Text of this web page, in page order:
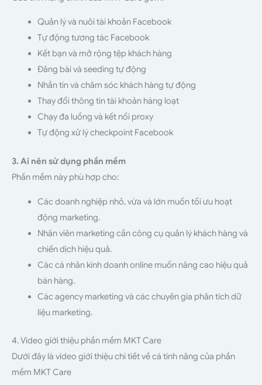
Quản lý và nuôi tài khoản Facebook
Tự động tương tác Facebook
Kết bạn và mở rộng tệp khách hàng
Đăng bài và seeding tự động
Nhắn tin và chăm sóc khách hàng tự động
Thay đổi thông tin tài khoản hàng loạt
Chạy đa luồng và kết nối proxy
Tự động xử lý checkpoint Facebook
3. Ai nên sử dụng phần mềm
Phần mềm này phù hợp cho:
Các doanh nghiệp nhỏ, vừa và lớn muốn tối ưu hoạt
động marketing.
Nhân viên marketing cần công cụ quản lý khách hàng và
chiến dịch hiệu quả.
Các cá nhân kinh doanh online muốn nâng cao hiệu quả
bán hàng.
Các agency marketing và các chuyên gia phân tích dữ
liệu marketing.
4. Video giới thiệu phần mềm MKT Care
Dưới đây là video giới thiệu chi tiết về cá tính năng của phần
mềm MKT Care